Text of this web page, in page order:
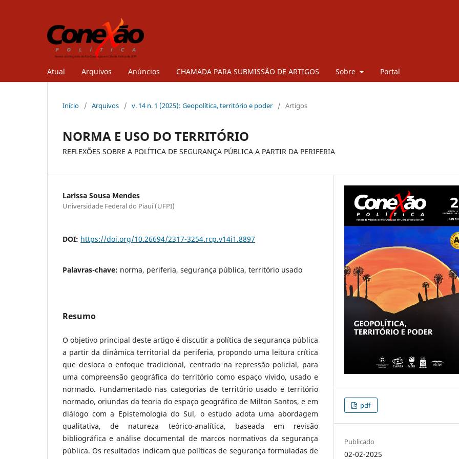
Atual Arquivos Anúncios CHAMADA PARA SUBMISSÃO DE ARTIGOS Sobre Portal
Início / Arquivos / v. 14 n. 1 (2025): Geopolítica, território e poder / Artigos
NORMA E USO DO TERRITÓRIO
REFLEXÕES SOBRE A POLÍTICA DE SEGURANÇA PÚBLICA A PARTIR DA PERIFERIA
Larissa Sousa Mendes
Universidade Federal do Piauí (UFPI)
DOI: https://doi.org/10.26694/2317-3254.rcp.v14i1.8897
Palavras-chave: norma, periferia, segurança pública, território usado
Resumo
O objetivo principal deste artigo é discutir a política de segurança pública
a partir da dinâmica territorial da periferia, propondo uma leitura crítica
que desloca o enfoque tradicional, centrado na repressão policial, para
uma compreensão geográfica do território como espaço vivido, usado e
normado. Fundamentado nas categorias de território usado e território
normado, oriundas da teoria do espaço geográfico de Milton Santos, e em
diálogo com a Epistemologia do Sul, o estudo adota uma abordagem
qualitativa, de natureza teórico-analítica, baseada em revisão
bibliográfica e análise documental de marcos normativos da segurança
pública. Os resultados indicam que políticas de segurança formuladas de
pdf
Publicado
02-02-2025